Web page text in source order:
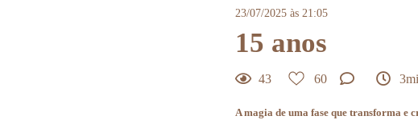
23/07/2025 às 21:05
15 anos
43 60
A magia de uma fase que transforma e